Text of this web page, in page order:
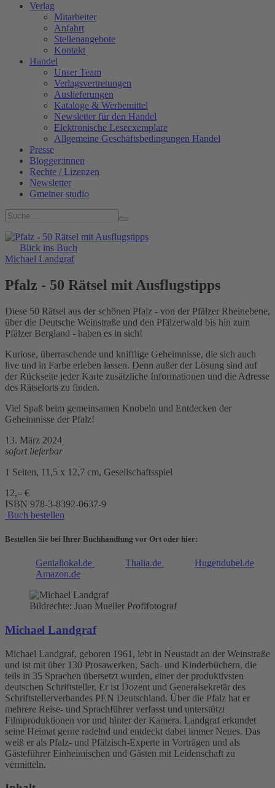
Verlag
Mitarbeiter
Anfahrt
Stellenangebote
Kontakt
Handel
Unser Team
Verlagsvertretungen
Auslieferungen
Kataloge & Werbemittel
Newsletter für den Handel
Elektronische Leseexemplare
Allgemeine Geschäftsbedingungen Handel
Presse
Blogger:innen
Rechte / Lizenzen
Newsletter
Gmeiner studio
Blick ins Buch
Michael Landgraf
Pfalz - 50 Rätsel mit Ausflugstipps
Diese 50 Rätsel aus der schönen Pfalz - von der Pfälzer Rheinebene,
über die Deutsche Weinstraße und den Pfälzerwald bis hin zum
Pfälzer Bergland - haben es in sich!
Kuriose, überraschende und knifflige Geheimnisse, die sich auch
live und in Farbe erleben lassen. Denn außer der Lösung sind auf
der Rückseite jeder Karte zusätzliche Informationen und die Adresse
des Rätselorts zu finden.
Viel Spaß beim gemeinsamen Knobeln und Entdecken der
Geheimnisse der Pfalz!
13. März 2024
sofort lieferbar
1 Seiten, 11,5 x 12,7 cm, Gesellschaftsspiel
12,– €
ISBN 978-3-8392-0637-9
Buch bestellen
Bestellen Sie bei Ihrer Buchhandlung vor Ort oder hier:
Geniallokal.de Thalia.de
Hugendubel.de
Amazon.de
Bildrechte: Juan Mueller Profifotograf
Michael Landgraf
Michael Landgraf, geboren 1961, lebt in Neustadt an der Weinstraße
und ist mit über 130 Prosawerken, Sach- und Kinderbüchern, die
teils in 35 Sprachen übersetzt wurden, einer der produktivsten
deutschen Schriftsteller. Er ist Dozent und Generalsekretär des
Schriftstellerverbandes PEN Deutschland. Über die Pfalz hat er
mehrere Reise- und Sprachführer verfasst und unterstützt
Filmproduktionen vor und hinter der Kamera. Landgraf erkundet
seine Heimat gerne radelnd und entdeckt dabei immer Neues. Das
weiß er als Pfalz- und Pfälzisch-Experte in Vorträgen und als
Gästeführer Einheimischen und Gästen mit Leidenschaft zu
vermitteln.